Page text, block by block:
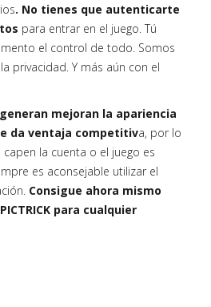
. No tienes que autenticarte
para entrar en el juego. Tú
el control de todo. Somos
privacidad. Y más aún con el
mejoran la apariencia
da ventaja competitiva, por lo
la cuenta o el juego es
es aconsejable utilizar el
Consigue ahora mismo
para cualquier